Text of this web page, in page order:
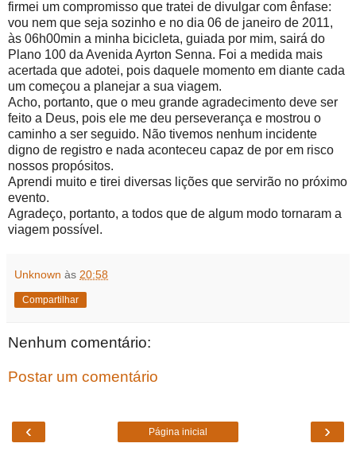
firmei um compromisso que tratei de divulgar com ênfase:
vou nem que seja sozinho e no dia 06 de janeiro de 2011,
às 06h00min a minha bicicleta, guiada por mim, sairá do
Plano 100 da Avenida Ayrton Senna. Foi a medida mais
acertada que adotei, pois daquele momento em diante cada
um começou a planejar a sua viagem.
Acho, portanto, que o meu grande agradecimento deve ser
feito a Deus, pois ele me deu perseverança e mostrou o
caminho a ser seguido. Não tivemos nenhum incidente
digno de registro e nada aconteceu capaz de por em risco
nossos propósitos.
Aprendi muito e tirei diversas lições que servirão no próximo
evento.
Agradeço, portanto, a todos que de algum modo tornaram a
viagem possível.
Unknown às 20:58
Compartilhar
Nenhum comentário:
Postar um comentário
‹ ›
Página inicial